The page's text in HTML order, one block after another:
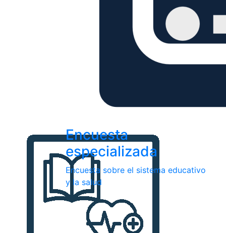
Encuesta
especializada
Encuesta sobre el sistema educativo
y la salud